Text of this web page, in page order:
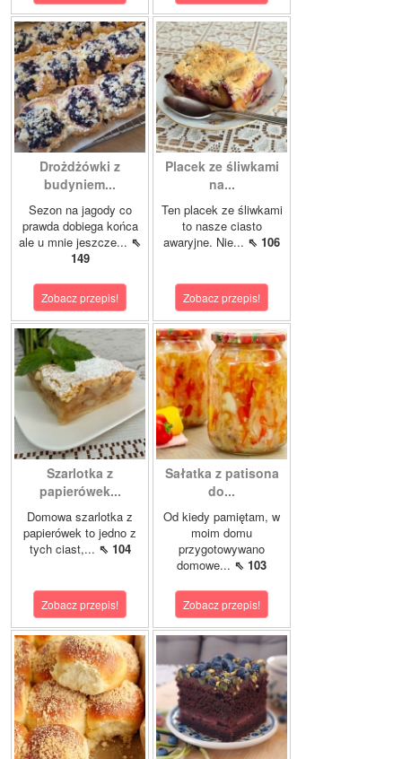
Drożdżówki z
budyniem...
Sezon na jagody co
prawda dobiega końca
ale u mnie jeszcze... ⇖
149
Zobacz przepis!
Placek ze śliwkami
na...
Ten placek ze śliwkami
to nasze ciasto
awaryjne. Nie... ⇖ 106
Zobacz przepis!
Szarlotka z
papierówek...
Domowa szarlotka z
papierówek to jedno z
tych ciast,... ⇖ 104
Zobacz przepis!
Sałatka z patisona
do...
Od kiedy pamiętam, w
moim domu
przygotowywano
domowe... ⇖ 103
Zobacz przepis!